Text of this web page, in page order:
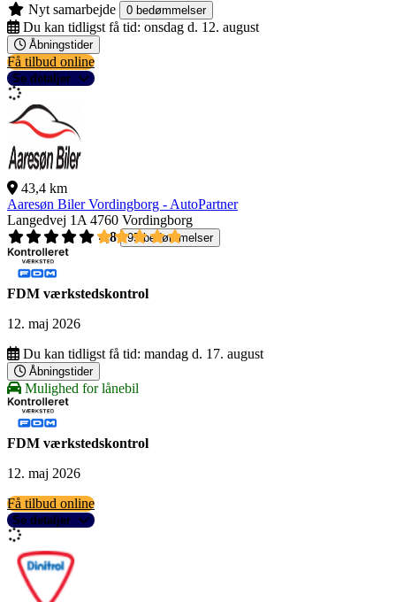
Nyt samarbejde
0 bedømmelser
Du kan tidligst få tid: onsdag d. 12. august
Åbningstider
Få tilbud online
Se detaljer
43,4 km
Aaresøn Biler Vordingborg - AutoPartner
Langedvej 1A 4760 Vordingborg
4,8
95 bedømmelser
FDM værkstedskontrol
12. maj 2026
Du kan tidligst få tid: mandag d. 17. august
Åbningstider
Mulighed for lånebil
FDM værkstedskontrol
12. maj 2026
Få tilbud online
Se detaljer